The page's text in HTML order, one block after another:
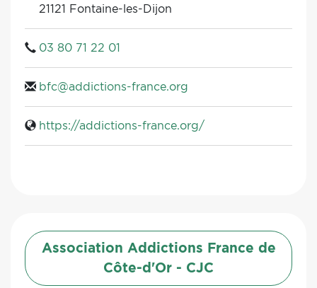
21121 Fontaine-les-Dijon
03 80 71 22 01
bfc@addictions-france.org
https://addictions-france.org/
Association Addictions France de
Côte-d'Or - CJC